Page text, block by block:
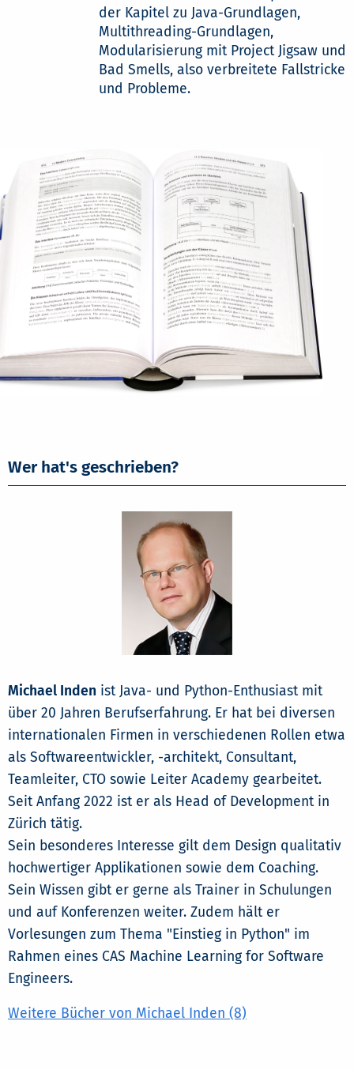
der Kapitel zu Java-Grundlagen,
Multithreading-Grundlagen,
Modularisierung mit Project Jigsaw und
Bad Smells, also verbreitete Fallstricke
und Probleme.
Wer hat's geschrieben?
Michael Inden ist Java- und Python-Enthusiast mit
über 20 Jahren Berufserfahrung. Er hat bei diversen
internationalen Firmen in verschiedenen Rollen etwa
als Softwareentwickler, -architekt, Consultant,
Teamleiter, CTO sowie Leiter Academy gearbeitet.
Seit Anfang 2022 ist er als Head of Development in
Zürich tätig.
Sein besonderes Interesse gilt dem Design qualitativ
hochwertiger Applikationen sowie dem Coaching.
Sein Wissen gibt er gerne als Trainer in Schulungen
und auf Konferenzen weiter. Zudem hält er
Vorlesungen zum Thema "Einstieg in Python" im
Rahmen eines CAS Machine Learning for Software
Engineers.
Weitere Bücher von Michael Inden (8)